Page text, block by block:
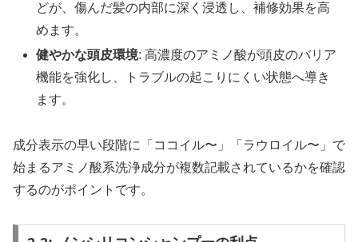
どが、傷んだ髪の内部に深く浸透し、補修効果を高
めます。
健やかな頭皮環境: 高濃度のアミノ酸が頭皮のバリア
機能を強化し、トラブルの起こりにくい状態へ導き
ます。
成分表示の早い段階に「ココイル〜」「ラウロイル〜」で
始まるアミノ酸系洗浄成分が複数記載されているかを確認
するのがポイントです。